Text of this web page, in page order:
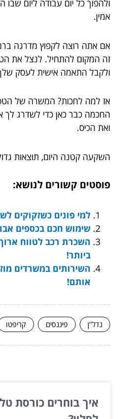
ולהפוך כל יום עבודה ליום
אמין.
אם אתה רוצה לקפוץ מדרגה
זה המקום להתחיל. לנצל את
ולקבל התאמה אישית לעסק
אז למה לחכות? המשרה של
החכמה כבר כאן כדי לשדרג
ואת הכיס.
השקעה קטנה היום, תוצאות
פוסטים קשורים לנושא:
למי פונים כשזקוקים
שימוש חכם בכספים
השכרת רכב לטווח
ביותר!
השירותים במשרדים
אותם!
נדל"ן פיננסים קריפטו
איך בוחרים כורסת